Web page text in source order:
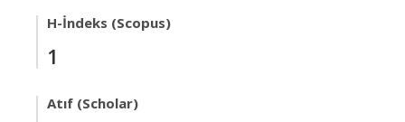
H-İndeks (Scopus)
1
Atıf (Scholar)